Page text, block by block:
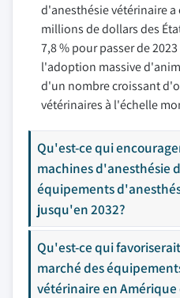
d'anesthésie vétérinaire a
millions de dollars des
7,8 % pour passer de
l'adoption massive
d'un nombre croissant
vétérinaires à l'échelle
Qu'est-ce qui
machines d'anesthésie
équipements
jusqu'en 2032?
Qu'est-ce qui
marché des
vétérinaire en Amérique